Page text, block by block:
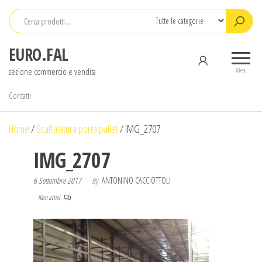
Salta
contenuto
EURO.FAL
sezione commercio e vendita Menu
Contatti
Home/Scaffalatura porta pallet/IMG_2707
IMG_2707
6 Settembre 2017 By ANTONINO CACCIOTTOLI
Non attivi